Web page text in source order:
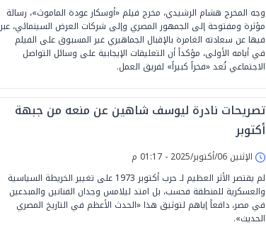
وجه المخرج هشام الرشيدي، مخرج فيلم «أوسكار عودة الماموث»، رسالة
مؤثرة ومفتوحة إلى الجمهور المصري وإلى شركات العرض السينمائي، عبر
فيها عن سعادته الغامرة بالإقبال الجماهيري غير المسبوق على الفيلم
في أيامه الأولى، مؤكداً أن التعليقات الإيجابية على وسائل التواصل
الاجتماعي تُعد «فخراً كبيراً» لفريق العمل.
تصريحات نادرة ليوسف شاهين عن منعه من جبهة
أكتوبر
الإثنين 06/أكتوبر/2025 - 01:17 م
لم يقتصر الأثر العظيم لـ حرب أكتوبر 1973 على تغيير الخريطة السياسية
والعسكرية للمنطقة فحسب، بل امتد ليلامس وجدان الفنانين والمبدعين
في مصر، دافعاً إياهم لتوثيق هذا «الحدث الأعظم في التاريخ المصري
الحديث».